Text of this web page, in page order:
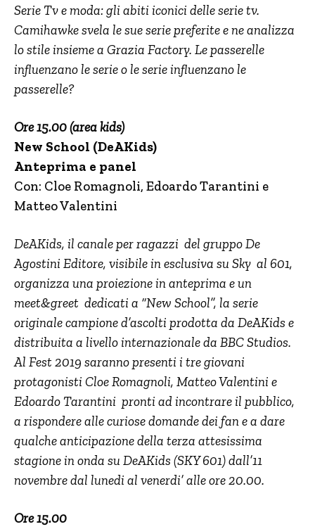
Serie Tv e moda: gli abiti iconici delle serie tv.
Camihawke svela le sue serie preferite e ne analizza
lo stile insieme a Grazia Factory. Le passerelle
influenzano le serie o le serie influenzano le
passerelle?
Ore 15.00 (area kids)
New School (DeAKids)
Anteprima e panel
Con: Cloe Romagnoli, Edoardo Tarantini e
Matteo Valentini
DeAKids, il canale per ragazzi del gruppo De
Agostini Editore, visibile in esclusiva su Sky al 601,
organizza una proiezione in anteprima e un
meet&greet dedicati a “New School”, la serie
originale campione d’ascolti prodotta da DeAKids e
distribuita a livello internazionale da BBC Studios.
Al Fest 2019 saranno presenti i tre giovani
protagonisti Cloe Romagnoli, Matteo Valentini e
Edoardo Tarantini pronti ad incontrare il pubblico,
a rispondere alle curiose domande dei fan e a dare
qualche anticipazione della terza attesissima
stagione in onda su DeAKids (SKY 601) dall’11
novembre dal lunedi al venerdi’ alle ore 20.00.
Ore 15.00